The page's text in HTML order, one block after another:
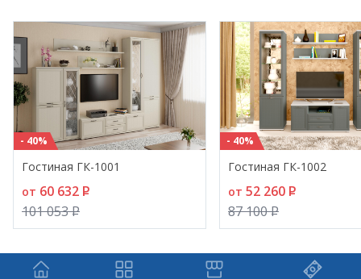
МДФ.
Внимание! Цвета, представленные на дисплее,
воспроизведены электронным способом. Они не
заменяют оригинальные цвета, так как на
восприятие цвета влияют, среди прочих, такие
факторы, как структура поверхности, освещение и
цвета отделки интерьера. Перед выбором
с мебелью в салонах наших представителей.
- 40%
Гостиная ГК-1001
от 60 632 P
101 053P
- 40%
Гостиная ГК-1002
от 52 260 P
87 100P